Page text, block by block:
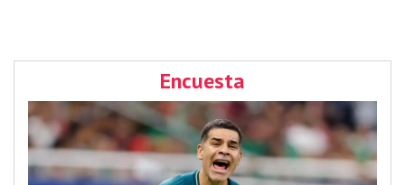
Encuesta